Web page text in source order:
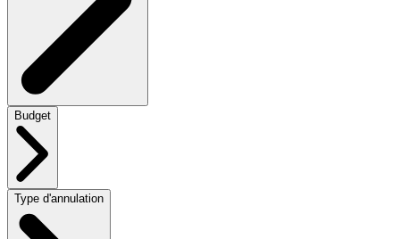
Budget
Type d'annulation